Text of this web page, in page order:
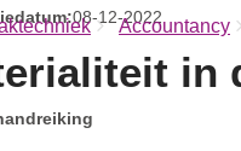
Accountancy
08-12-2022
in